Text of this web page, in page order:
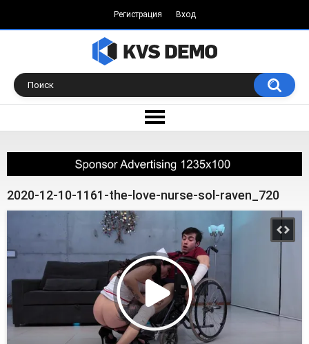
Регистрация Вход
2020-12-10-1161-the-love-nurse-sol-raven_720